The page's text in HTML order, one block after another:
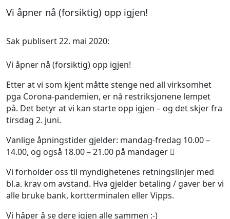
Vi åpner nå (forsiktig) opp igjen!
Sak publisert 22. mai 2020:
Vi åpner nå (forsiktig) opp igjen!
Etter at vi som kjent måtte stenge ned all virksomhet
pga Corona-pandemien, er nå restriksjonene lempet
på. Det betyr at vi kan starte opp igjen – og det skjer fra
tirsdag 2. juni.
Vanlige åpningstider gjelder: mandag-fredag 10.00 –
14.00, og også 18.00 – 21.00 på mandager 
Vi forholder oss til myndighetenes retningslinjer med
bl.a. krav om avstand. Hva gjelder betaling / gaver ber vi
alle bruke bank, kortterminalen eller Vipps.
Vi håper å se dere igjen alle sammen :-)